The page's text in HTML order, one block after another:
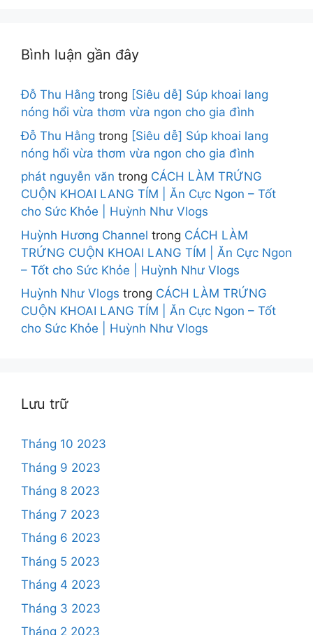
Bình luận gần đây
Đỗ Thu Hằng trong [Siêu dễ] Súp khoai lang
nóng hổi vừa thơm vừa ngon cho gia đình
Đỗ Thu Hằng trong [Siêu dễ] Súp khoai lang
nóng hổi vừa thơm vừa ngon cho gia đình
phát nguyễn văn trong CÁCH LÀM TRỨNG
CUỘN KHOAI LANG TÍM | Ăn Cực Ngon – Tốt
cho Sức Khỏe | Huỳnh Như Vlogs
Huỳnh Hương Channel trong CÁCH LÀM
TRỨNG CUỘN KHOAI LANG TÍM | Ăn Cực Ngon
– Tốt cho Sức Khỏe | Huỳnh Như Vlogs
Huỳnh Như Vlogs trong CÁCH LÀM TRỨNG
CUỘN KHOAI LANG TÍM | Ăn Cực Ngon – Tốt
cho Sức Khỏe | Huỳnh Như Vlogs
Lưu trữ
Tháng 10 2023
Tháng 9 2023
Tháng 8 2023
Tháng 7 2023
Tháng 6 2023
Tháng 5 2023
Tháng 4 2023
Tháng 3 2023
Tháng 2 2023